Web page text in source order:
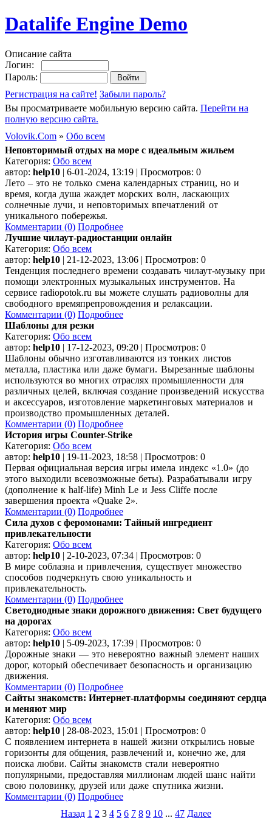
Datalife Engine Demo
Описание сайта
Логин:
Пароль:
Регистрация на сайте! Забыли пароль?
Вы просматриваете мобильную версию сайта. Перейти на
полную версию сайта.
Volovik.Com » Обо всем
Неповторимый отдых на море с идеальным жильем
Категория: Обо всем
автор: help10 | 6-01-2024, 13:19 | Просмотров: 0
Лето – это не только смена календарных страниц, но и
время, когда душа жаждет морских волн, ласкающих
солнечные лучи, и неповторимых впечатлений от
уникального побережья.
Комментарии (0) Подробнее
Лучшие чилаут-радиостанции онлайн
Категория: Обо всем
автор: help10 | 21-12-2023, 13:06 | Просмотров: 0
Тенденция последнего времени создавать чилаут-музыку при
помощи электронных музыкальных инструментов. На
сервисе radiopotok.ru вы можете слушать радиоволны для
свободного времяпрепровождения и релаксации.
Комментарии (0) Подробнее
Шаблоны для резки
Категория: Обо всем
автор: help10 | 17-12-2023, 09:20 | Просмотров: 0
Шаблоны обычно изготавливаются из тонких листов
металла, пластика или даже бумаги. Вырезанные шаблоны
используются во многих отраслях промышленности для
различных целей, включая создание произведений искусства
и аксессуаров, изготовление маркетинговых материалов и
производство промышленных деталей.
Комментарии (0) Подробнее
История игры Counter-Strike
Категория: Обо всем
автор: help10 | 19-11-2023, 18:58 | Просмотров: 0
Первая официальная версия игры имела индекс «1.0» (до
этого выходили всевозможные беты). Разрабатывали игру
(дополнение к half-life) Minh Le и Jess Cliffe после
завершения проекта «Quake 2».
Комментарии (0) Подробнее
Сила духов с феромонами: Тайный ингредиент
привлекательности
Категория: Обо всем
автор: help10 | 2-10-2023, 07:34 | Просмотров: 0
В мире соблазна и привлечения, существует множество
способов подчеркнуть свою уникальность и
привлекательность.
Комментарии (0) Подробнее
Светодиодные знаки дорожного движения: Свет будущего
на дорогах
Категория: Обо всем
автор: help10 | 5-09-2023, 17:39 | Просмотров: 0
Дорожные знаки — это невероятно важный элемент наших
дорог, который обеспечивает безопасность и организацию
движения.
Комментарии (0) Подробнее
Сайты знакомств: Интернет-платформы соединяют сердца
и меняют мир
Категория: Обо всем
автор: help10 | 28-08-2023, 15:01 | Просмотров: 0
С появлением интернета в нашей жизни открылись новые
горизонты для общения, развлечений и, конечно же, для
поиска любви. Сайты знакомств стали невероятно
популярными, предоставляя миллионам людей шанс найти
свою половинку, друзей или даже спутника жизни.
Комментарии (0) Подробнее
Назад 1 2 3 4 5 6 7 8 9 10 ... 47 Далее